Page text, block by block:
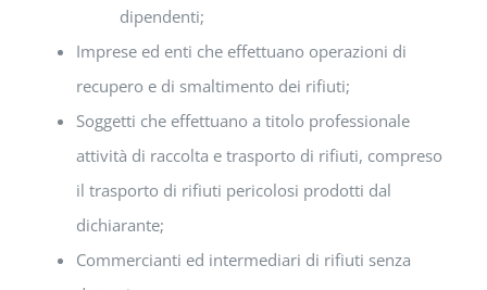
dipendenti;
Imprese ed enti che effettuano operazioni di
recupero e di smaltimento dei rifiuti;
Soggetti che effettuano a titolo professionale
attività di raccolta e trasporto di rifiuti, compreso
il trasporto di rifiuti pericolosi prodotti dal
dichiarante;
Commercianti ed intermediari di rifiuti senza